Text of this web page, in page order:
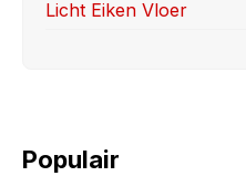
Licht Eiken Vloer
Populair